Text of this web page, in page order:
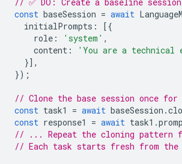
const baseSession = await
initialPrompts :
[{
role : 'system' ,
content : 'You are a
}],
});
// Clone the base session once
const task1 = await baseSession .
const response1 = await task1 .
// ... Repeat the cloning pattern
// Each task starts fresh from the